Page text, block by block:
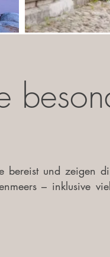
und zeigen
– inklusive